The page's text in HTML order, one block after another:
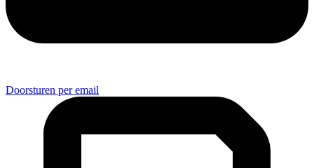
Doorsturen per email